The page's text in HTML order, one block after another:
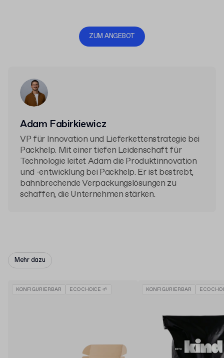
ZUM ANGEBOT
Adam Fabirkiewicz
VP für Innovation und Lieferkettenstrategie bei
Packhelp. Mit einer tiefen Leidenschaft für
Technologie leitet Adam die Produktinnovation
und -entwicklung bei Packhelp. Er ist bestrebt,
bahnbrechende Verpackungslösungen zu
schaffen, die Unternehmen stärken.
Mehr dazu
KONFIGURIERBAR ECO CHOICE 🌱 KONFIGURIERBAR ECO